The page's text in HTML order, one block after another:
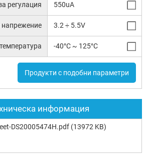
регулация 550uA
3.2 ÷ 5.5V
-40°C ~ 125°C
Продукти с подобни параметри
информация
DS20005474H.pdf (13972 KB)